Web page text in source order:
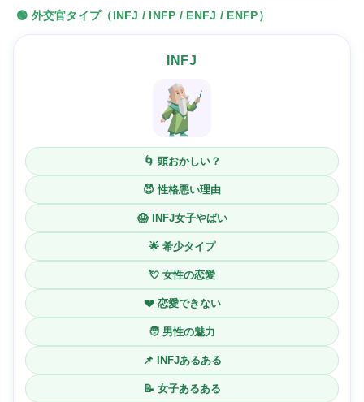
🟢 外交官タイプ（INFJ / INFP / ENFJ / ENFP）
INFJ
🌀 頭おかしい？
😈 性格悪い理由
😱 INFJ女子やばい
🌟 希少タイプ
💘 女性の恋愛
💔 恋愛できない
🧑 男性の魅力
📌 INFJあるある
📝 女子あるある